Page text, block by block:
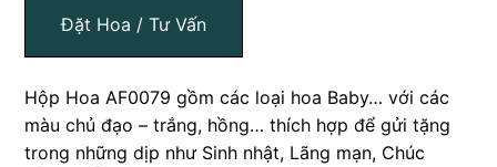
Đặt Hoa / Tư Vấn
Hộp Hoa AF0079 gồm các loại hoa Baby… với các
màu chủ đạo – trắng, hồng… thích hợp để gửi tặng
trong những dịp như Sinh nhật, Lãng mạn, Chúc